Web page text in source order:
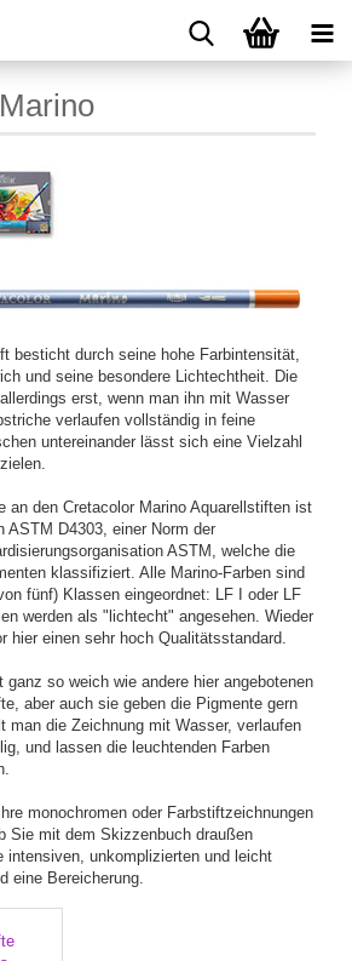
besticht durch seine hohe Farbintensität,
und seine besondere Lichtechtheit. Die
erst, wenn man ihn mit Wasser
verlaufen vollständig in feine
untereinander lässt sich eine Vielzahl
an den Cretacolor Marino Aquarellstiften ist
ASTM D4303, einer Norm der
ASTM, welche die
klassifiziert. Alle Marino-Farben sind
fünf) Klassen eingeordnet: LF I oder LF
werden als "lichtecht" angesehen. Wieder
hier einen sehr hoch Qualitätsstandard.
ganz so weich wie andere hier angebotenen
aber auch sie geben die Pigmente gern
man die Zeichnung mit Wasser, verlaufen
und lassen die leuchtenden Farben
monochromen oder Farbstiftzeichnungen
Sie mit dem Skizzenbuch draußen
intensiven, unkomplizierten und leicht
eine Bereicherung.